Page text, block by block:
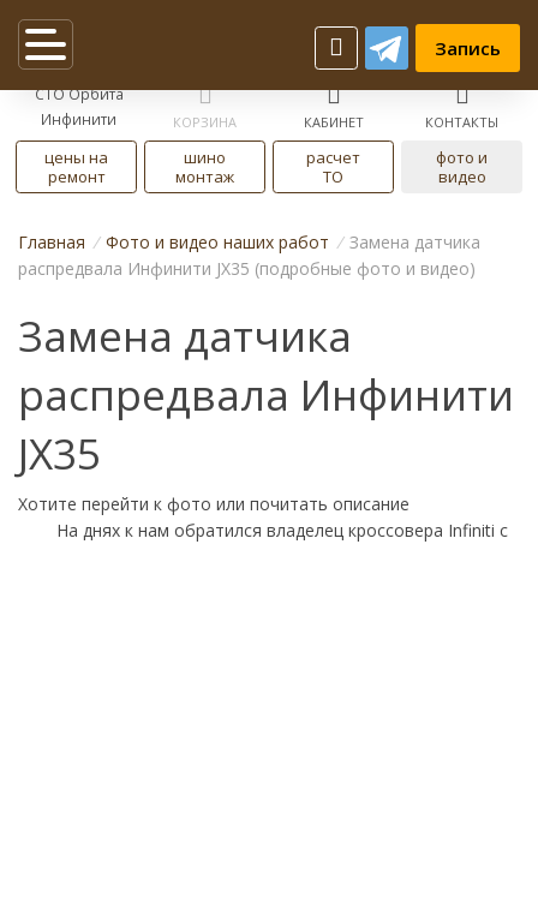
Запись
СТО Орбита
Инфинити
КОРЗИНА КАБИНЕТ КОНТАКТЫ
цены на
ремонт
шино
монтаж
расчет
ТО
фото и
видео
Главная / Фото и видео наших работ / Замена датчика
распредвала Инфинити JX35 (подробные фото и видео)
Замена датчика
распредвала Инфинити
JX35
Хотите перейти к фото или почитать описание
На днях к нам обратился владелец кроссовера Infiniti с